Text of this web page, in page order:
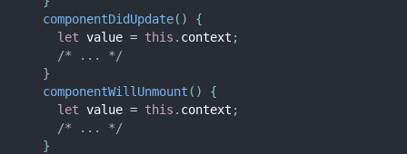
componentDidUpdate( )
{
let value = this . context ;
/* ... */
}
componentWillUnmount ( )
{
let value = this . context ;
/* ... */
}